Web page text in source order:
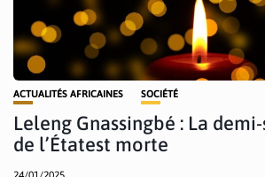
ACTUALITÉS AFRICAINES SOCIÉTÉ
Leleng Gnassingbé : La
de l’Étatest morte